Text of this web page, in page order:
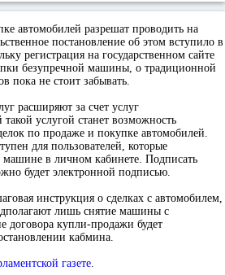
автомобилей разрешат проводить на
постановление об этом вступило в
регистрация на государственном сайте
безупречной машины, о традиционной
пока не стоит забывать.
расширяют за счет услуг
услугой станет возможность
по продаже и покупке автомобилей.
для пользователей, которые
машине в личном кабинете. Подписать
будет электронной подписью.
инструкция о сделках с автомобилем,
лишь снятие машины с
договора купли-продажи будет
кабмина.
газете.